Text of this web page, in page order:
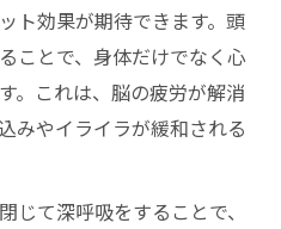
ト効果が期待できます。頭
ことで、身体だけでなく心
。これは、脳の疲労が解消
みやイライラが緩和される
じて深呼吸をすることで、